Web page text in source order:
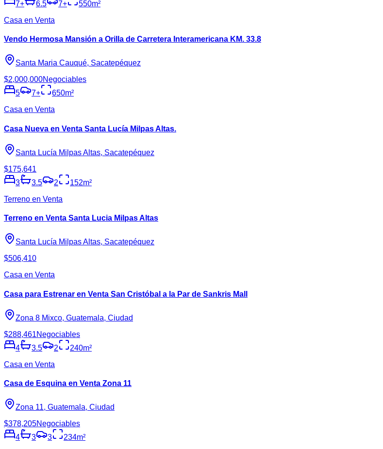
7+ 6.5 7+ 550m²
Casa en Venta
Vendo Hermosa Mansión a Orilla de Carretera Interamericana KM. 33.8
Santa Maria Cauqué, Sacatepéquez
$2,000,000Negociables
5
7+ 650m²
Casa en Venta
Casa Nueva en Venta Santa Lucía Milpas Altas.
Santa Lucía Milpas Altas, Sacatepéquez
$175,641
3
3.5 2 152m²
Terreno en Venta
Terreno en Venta Santa Lucia Milpas Altas
Santa Lucía Milpas Altas, Sacatepéquez
$506,410
Casa en Venta
Casa para Estrenar en Venta San Cristóbal a la Par de Sankris Mall
Zona 8 Mixco, Guatemala, Ciudad
$288,461Negociables
4
3.5 2 240m²
Casa en Venta
Casa de Esquina en Venta Zona 11
Zona 11, Guatemala, Ciudad
$378,205Negociables
4
3 3 234m²